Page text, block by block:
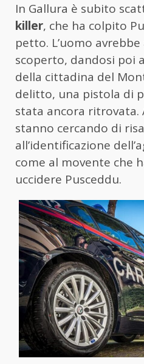
In Gallura è subito
killer, che ha colpito
petto. L’uomo
scoperto, dandosi poi
della cittadina del
delitto, una pistola di
stata ancora
stanno cercando di
all’identificazione
come al movente che
uccidere Pusceddu.